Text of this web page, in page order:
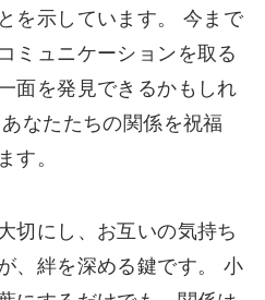
を示しています。 今まで
ミュニケーションを取る
面を発見できるかもしれ
なたたちの関係を祝福
す。
切にし、お互いの気持ち
、絆を深める鍵です。 小